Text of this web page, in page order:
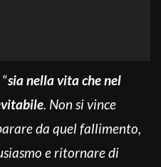
sia nella vita che nel
. Non si vince
da quel fallimento,
e ritornare di